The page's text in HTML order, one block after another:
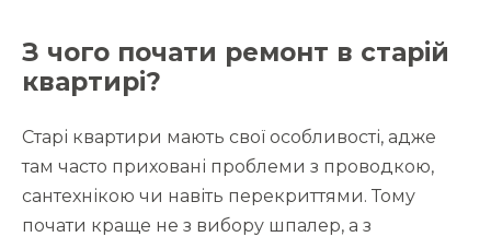
З чого почати ремонт в старій
квартирі?
Старі квартири мають свої особливості, адже
там часто приховані проблеми з проводкою,
сантехнікою чи навіть перекриттями. Тому
почати краще не з вибору шпалер, а з